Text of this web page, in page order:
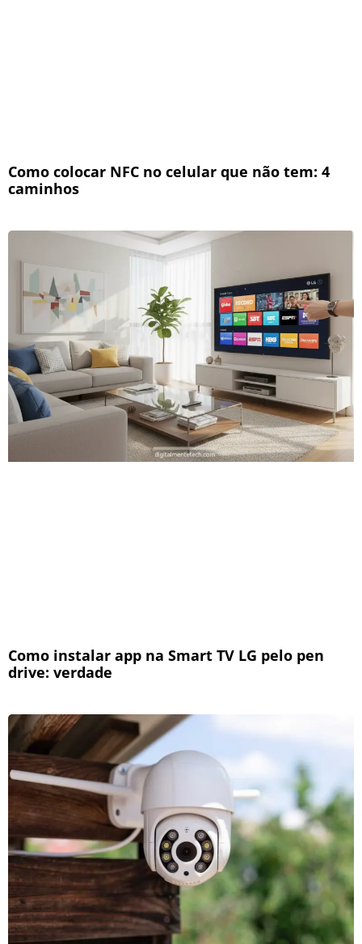
Como colocar NFC no celular que não tem: 4
caminhos
Como instalar app na Smart TV LG pelo pen
drive: verdade